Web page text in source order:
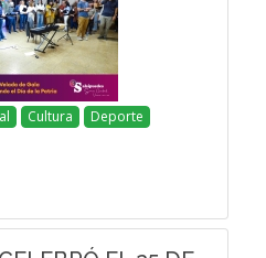
Cultura
Deporte